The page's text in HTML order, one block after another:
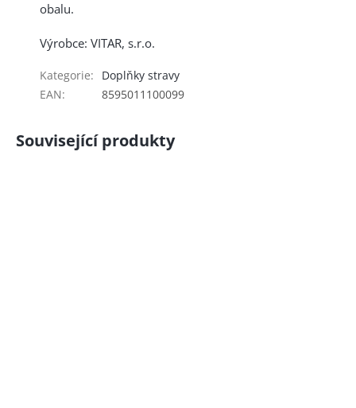
obalu.
Výrobce: VITAR, s.r.o.
Kategorie:
Doplňky stravy
EAN: 8595011100099
Související produkty